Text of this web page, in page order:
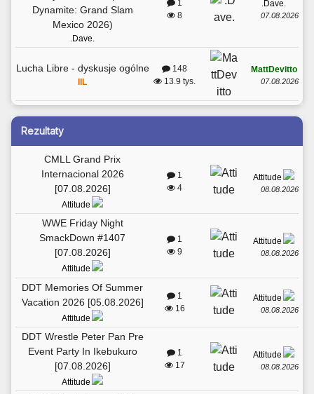
Dynamite: Grand Slam
Mexico 2026)
.Dave.
1
8
.Dave.
07.08.2026
Lucha Libre - dyskusje ogólne
IIL
148
13.9 tys.
MattDevitto
07.08.2026
Rezultaty
CMLL Grand Prix
Internacional 2026
[07.08.2026]
Attitude
1
4
Attitude
08.08.2026
WWE Friday Night
SmackDown #1407
[07.08.2026]
Attitude
1
9
Attitude
08.08.2026
DDT Memories Of Summer
Vacation 2026 [05.08.2026]
Attitude
1
16
Attitude
08.08.2026
DDT Wrestle Peter Pan Pre
Event Party In Ikebukuro
[07.08.2026]
Attitude
1
17
Attitude
08.08.2026